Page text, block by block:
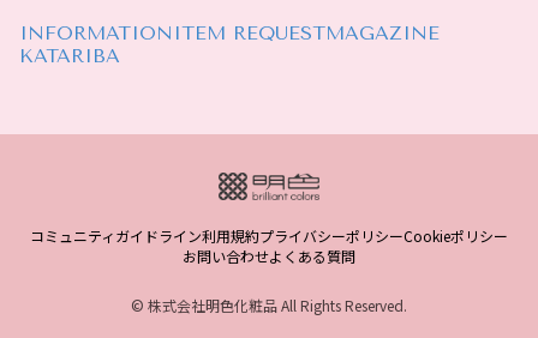
INFORMATION ITEM REQUESTMAGAZINE
KATARIBA
コミュニティガイドライン利用規約プライバシーポリシーCookieポリシー
お問い合わせよくある質問
© 株式会社明色化粧品 All Rights Reserved.